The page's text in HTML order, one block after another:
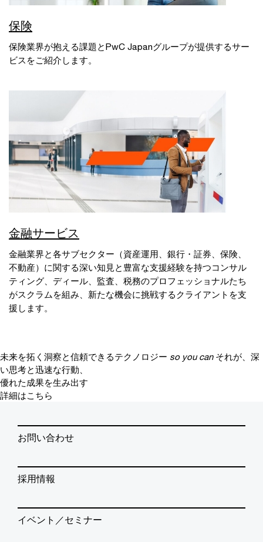
保険
保険業界が抱える課題とPwC Japanグループが提供するサー
ビスをご紹介します。
金融サービス
金融業界と各サブセクター（資産運用、銀行・証券、保険、
不動産）に関する深い知見と豊富な支援経験を持つコンサル
ティング、ディール、監査、税務のプロフェッショナルたち
がスクラムを組み、新たな機会に挑戦するクライアントを支
援します。
未来を拓く洞察と信頼できるテクノロジー so you can それが、深
い思考と迅速な行動、
優れた成果を生み出す
詳細はこちら
お問い合わせ
採用情報
イベント／セミナー